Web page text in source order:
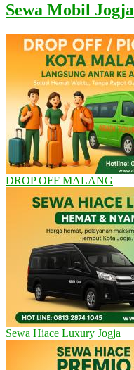
Sewa Mobil Jogja
DROP OFF MALANG
Sewa Hiace Luxury Jogja